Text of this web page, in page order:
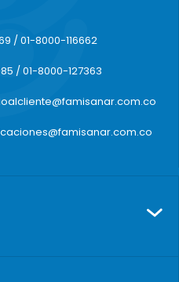
/ 01-8000-116662
/ 01-8000-127363